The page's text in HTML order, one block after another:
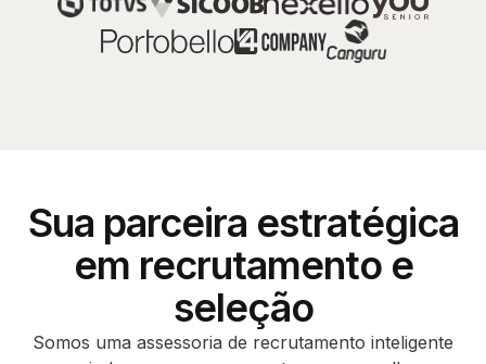
Sua parceira estratégica
em recrutamento e
seleção
Somos uma assessoria de recrutamento inteligente